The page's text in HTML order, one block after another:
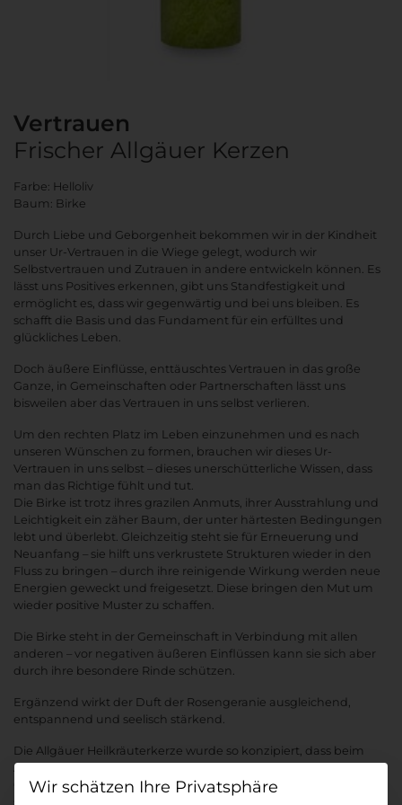
Vertrauen
Frischer Allgäuer Kerzen
Farbe: Helloliv
Baum: Birke
Durch Liebe und Geborgenheit bekommen wir in der Kindheit
unser Ur-Vertrauen in die Wiege gelegt, wodurch wir
Selbstvertrauen und Zutrauen in andere entwickeln können. Es
lässt uns Positives erkennen, gibt uns Standfestigkeit und
ermöglicht es, dass wir gegenwärtig und bei uns bleiben. Es
schafft die Basis und das Fundament für ein erfülltes und
glückliches Leben.
Doch äußere Einflüsse, enttäuschtes Vertrauen in das große
Ganze, in Gemeinschaften oder Partnerschaften lässt uns
bisweilen aber das Vertrauen in uns selbst verlieren.
Um den rechten Platz im Leben einzunehmen und es nach
unseren Wünschen zu formen, brauchen wir dieses Ur-
Vertrauen in uns selbst – dieses unerschütterliche Wissen, dass
man das Richtige fühlt und tut.
Die Birke ist trotz ihres grazilen Anmuts, ihrer Ausstrahlung und
Leichtigkeit ein zäher Baum, der unter härtesten Bedingungen
lebt und überlebt. Gleichzeitig steht sie für Erneuerung und
Neuanfang – sie hilft uns verkrustete Strukturen wieder in den
Fluss zu bringen – durch ihre reinigende Wirkung werden neue
Energien geweckt und freigesetzt. Diese bringen den Mut um
wieder positive Muster zu schaffen.
Die Birke steht in der Gemeinschaft in Verbindung mit allen
anderen – vor negativen äußeren Einflüssen kann sie sich aber
durch ihre besondere Rinde schützen.
Ergänzend wirkt der Duft der Rosengeranie ausgleichend,
entspannend und seelisch stärkend.
Die Allgäuer Heilkräuterkerze wurde so konzipiert, dass beim
Abbrand ein hauchdünner Rand, in Form einer filigranen
Gitternetzstruktur bleibt. Der gitternetzartige Rand der Kerze ist
Datenschutz-Präferenz